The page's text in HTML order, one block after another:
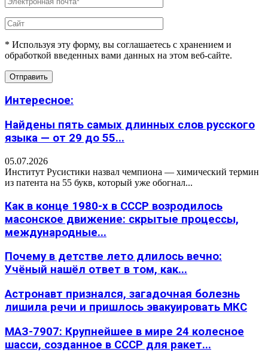
* Используя эту форму, вы соглашаетесь с хранением и
обработкой введенных вами данных на этом веб-сайте.
Интересное:
Найдены пять самых длинных слов русского
языка — от 29 до 55...
05.07.2026
Институт Русистики назвал чемпиона — химический термин
из патента на 55 букв, который уже обогнал...
Как в конце 1980-х в СССР возродилось
масонское движение: скрытые процессы,
международные...
Почему в детстве лето длилось вечно:
Учёный нашёл ответ в том, как...
Астронавт признался, загадочная болезнь
лишила речи и пришлось эвакуировать МКС
МАЗ-7907: Крупнейшее в мире 24 колесное
шасси, созданное в СССР для ракет...